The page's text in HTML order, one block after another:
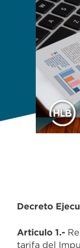
Decreto
Articulo 1.-
tarifa del